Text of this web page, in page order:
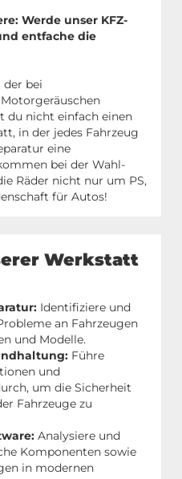
Werde unser KFZ-
entfache die
der bei
du nicht einfach einen
in der jedes Fahrzeug
eine
bei der Wahl-
Räder nicht nur um PS,
für Autos!
Werkstatt
Identifiziere und
an Fahrzeugen
und Modelle.
Führe
und
um die Sicherheit
Fahrzeuge zu
Analysiere und
Komponenten sowie
in modernen